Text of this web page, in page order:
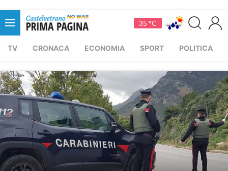
35 °C
TV CRONACA ECONOMIA SPORT POLITICA